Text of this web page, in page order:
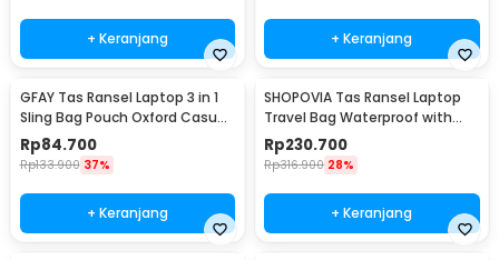
+ Keranjang + Keranjang
GFAY Tas Ransel Laptop 3 in 1
Sling Bag Pouch Oxford Casual
Style - KC30
Rp84.700
Rp133.900 37%
+ Keranjang
SHOPOVIA Tas Ransel Laptop
Travel Bag Waterproof with
USB Port 35L - KC14
Rp230.700
Rp316.900 28%
+ Keranjang